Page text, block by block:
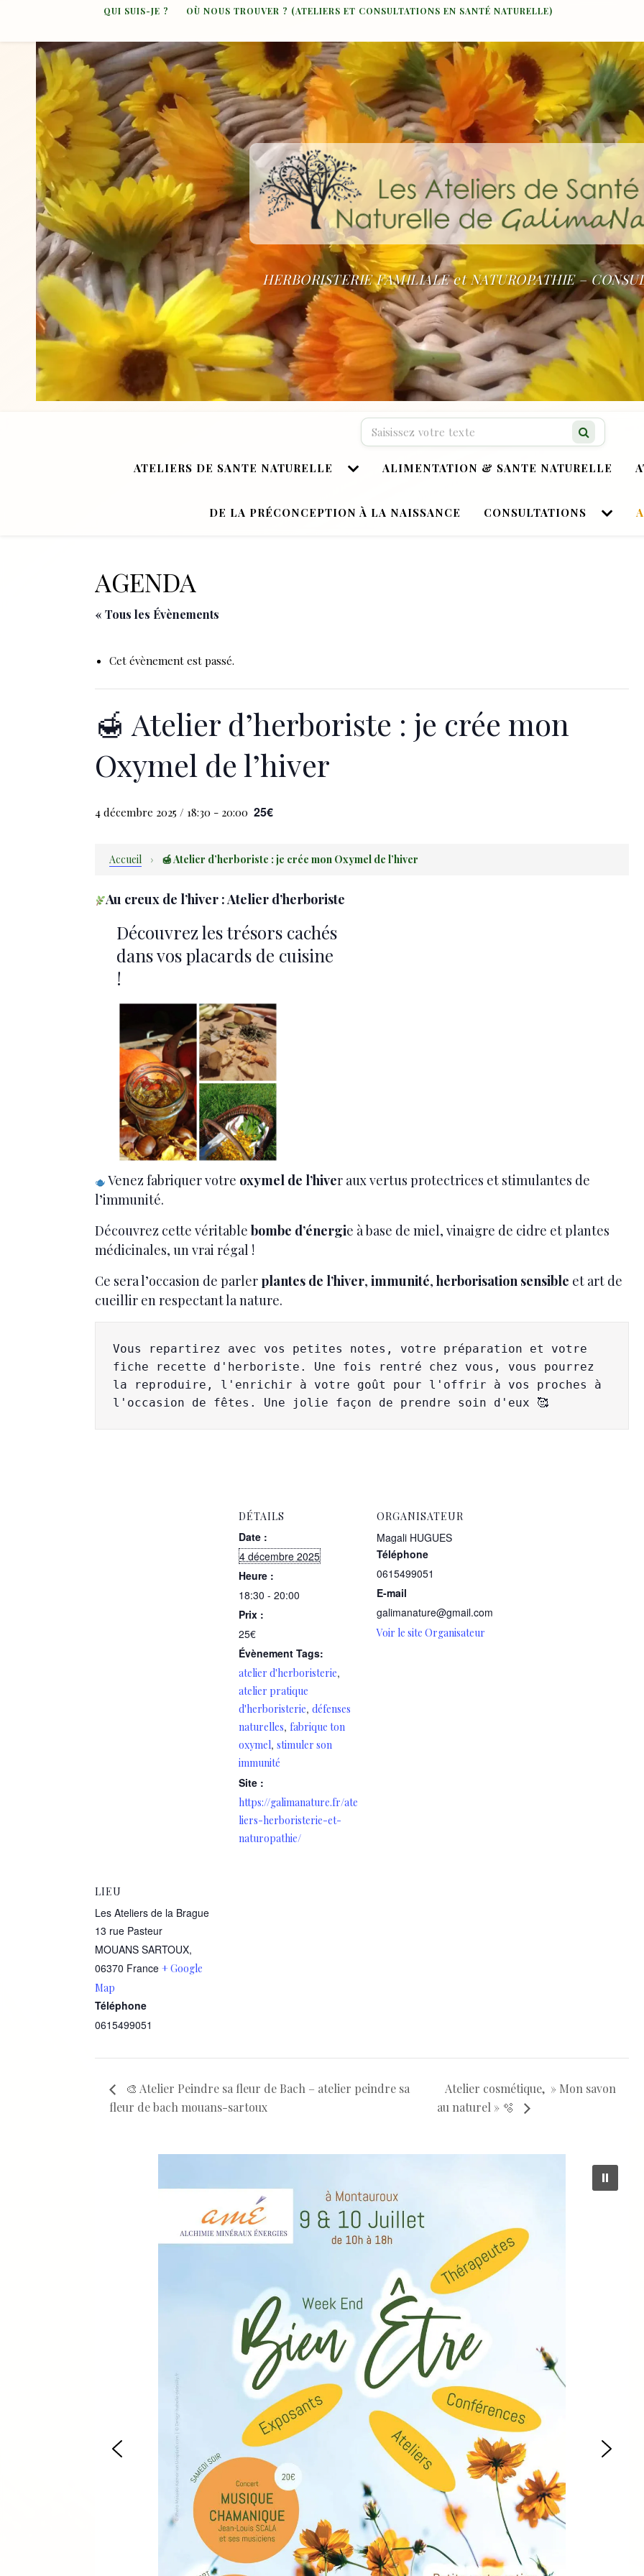
QUI SUIS-JE ? OÙ NOUS TROUVER ? (ATELIERS ET CONSULTATIONS EN SANTÉ NATURELLE)
HERBORISTERIE FAMILIALE et NATUROPATHIE –
ATELIERS DE SANTE NATURELLE ALIMENTATION & SANTE NATURELLE
DE LA PRÉCONCEPTION À LA NAISSANCE CONSULTATIONS
Recherche…
AGENDA
« Tous les Évènements
Cet évènement est passé.
🍯 Atelier d’herboriste : je crée mon
Oxymel de l’hiver
4 décembre 2025 / 18:30 - 20:00 25€
Accueil › 🍯 Atelier d’herboriste : je crée mon Oxymel de l’hiver
Au creux de l’hiver : Atelier d’herboriste
Découvrez les trésors cachés
dans vos placards de cuisine
!
Venez fabriquer votre oxymel de l’hiver aux vertus protectrices et stimulantes de
l’immunité.
Découvrez cette véritable bombe d’énergie à base de miel, vinaigre de cidre et plantes
médicinales, un vrai régal !
Ce sera l’occasion de parler plantes de l’hiver, immunité, herborisation sensible et art de
cueillir en respectant la nature.
Vous repartirez avec vos petites notes, votre préparation et votre
fiche recette d'herboriste. Une fois rentré chez vous, vous pourrez
la reproduire, l'enrichir à votre goût pour l'offrir à vos proches à
l'occasion de fêtes. Une jolie façon de prendre soin d'eux 🥰
DÉTAILS
Date :
4 décembre 2025
Heure :
18:30 - 20:00
Prix :
25€
Évènement Tags:
atelier d'herboristerie,
atelier pratique
d'herboristerie, défenses
naturelles, fabrique ton
oxymel, stimuler son
immunité
Site :
https://galimanature.fr/ate
liers-herboristerie-et-
naturopathie/
ORGANISATEUR
Magali HUGUES
Téléphone
0615499051
E-mail
galimanature@gmail.com
Voir le site Organisateur
LIEU
Les Ateliers de la Brague
13 rue Pasteur
MOUANS SARTOUX,
06370 France + Google
Map
Téléphone
0615499051
🎨 Atelier Peindre sa fleur de Bach – atelier peindre sa
fleur de bach mouans-sartoux
Atelier cosmétique, » Mon savon
au naturel » 🫧